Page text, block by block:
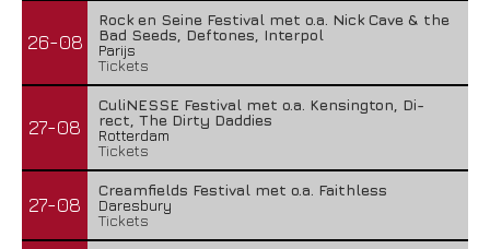
26-08
Rock en Seine Festival met o.a. Nick Cave & the
Bad Seeds, Deftones, Interpol
Parijs
Tickets
27-08
CuliNESSE Festival met o.a. Kensington, Di-
rect, The Dirty Daddies
Rotterdam
Tickets
27-08
Creamfields Festival met o.a. Faithless
Daresbury
Tickets